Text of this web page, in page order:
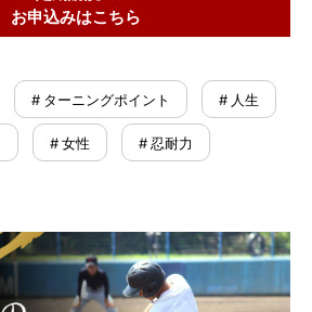
お申込みはこちら
# ターニングポイント # 人生
# 女性 # 忍耐力